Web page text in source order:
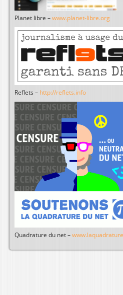
Planet libre – www.planet-libre.org
Reflets – http://reflets.info
Quadrature du net –